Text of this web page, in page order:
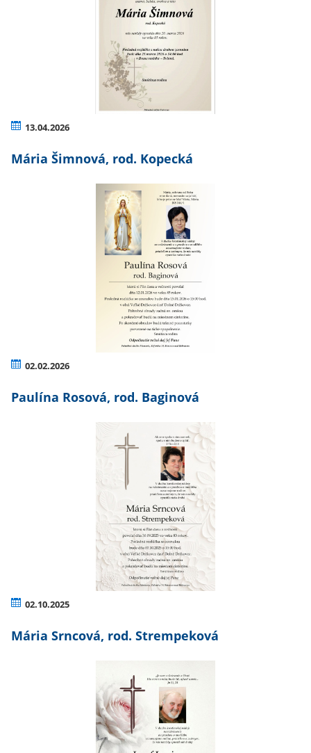
13.04.2026
Mária Šimnová, rod. Kopecká
02.02.2026
Paulína Rosová, rod. Baginová
02.10.2025
Mária Srncová, rod. Strempeková